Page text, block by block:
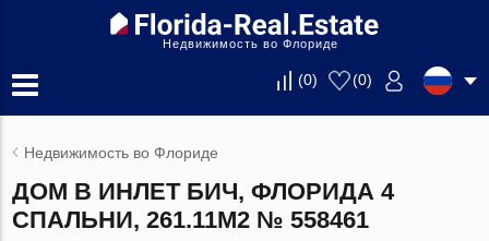
Недвижимость во Флориде
(0) (0)
Недвижимость во Флориде
ДОМ В ИНЛЕТ БИЧ, ФЛОРИДА 4
СПАЛЬНИ, 261.11М2 № 558461